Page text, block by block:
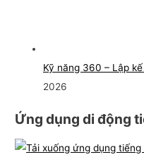
Kỹ năng 360 – Lập
2026
Ứng dụng di động